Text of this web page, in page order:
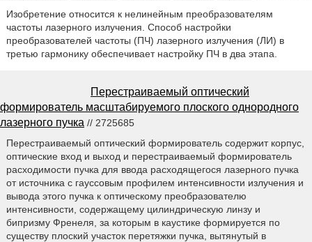
Изобретение относится к нелинейным преобразователям
частоты лазерного излучения. Способ настройки
преобразователей частоты (ПЧ) лазерного излучения (ЛИ) в
третью гармонику обеспечивает настройку ПЧ в два этапа.
Перестраиваемый оптический
формирователь масштабируемого плоского однородного
лазерного пучка // 2725685
Перестраиваемый оптический формирователь содержит корпус,
оптические вход и выход и перестраиваемый формирователь
расходимости пучка для ввода расходящегося лазерного пучка
от источника с гауссовым профилем интенсивности излучения и
вывода этого пучка к оптическому преобразователю
интенсивности, содержащему цилиндрическую линзу и
бипризму Френеля, за которым в каустике формируется по
существу плоский участок перетяжки пучка, вытянутый в